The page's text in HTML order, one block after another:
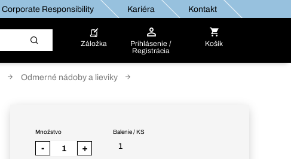
Corporate Responsibility Kariéra Kontakt
Záložka
Prihlásenie /
Registrácia
Košík
Odmerné nádoby a lieviky
Balenie / KS
1
Množstvo
- +